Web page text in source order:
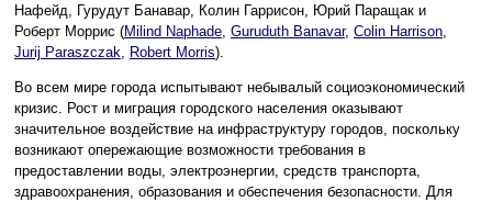
Нафейд, Гурудут Банавар, Колин Гаррисон, Юрий Паращак и
Роберт Моррис (Milind Naphade, Guruduth Banavar, Colin Harrison,
Jurij Paraszczak, Robert Morris).
Во всем мире города испытывают небывалый социоэкономический
кризис. Рост и миграция городского населения оказывают
значительное воздействие на инфраструктуру городов, поскольку
возникают опережающие возможности требования в
предоставлении воды, электроэнергии, средств транспорта,
здравоохранения, образования и обеспечения безопасности. Для